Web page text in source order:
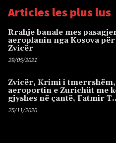
Articles les plus lus
Rrahje banale mes
aeroplanin nga Kosova
Zvicër
29/05/2021
Zvicër, Krimi i tmerrshëm,
aeroportin e Zurichüt me
gjyshes në çantë, Fatmir
25/11/2020